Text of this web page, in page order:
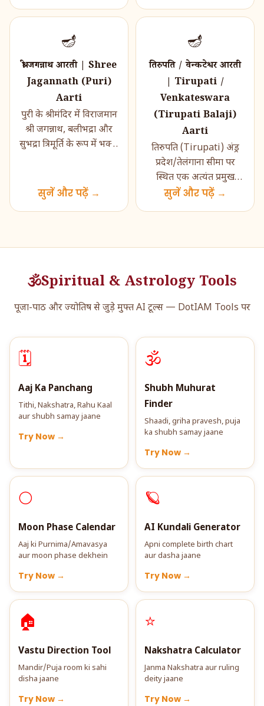
🪔
श्री जगन्नाथ आरती | Shree
Jagannath (Puri)
Aarti
पुरी के श्रीमंदिर में विराजमान
श्री जगन्नाथ, बलीभद्रा और
सुभद्रा त्रिमूर्ति के रूप में भक्तों
सुनें और पढ़ें →
🪔
तिरुपति / वेन्कटेश्वर आरती
| Tirupati /
Venkateswara
(Tirupati Balaji)
Aarti
तिरुपति (Tirupati) अंड्र
प्रदेश/तेलंगाना सीमा पर
स्थित एक अत्यंत प्रमुख
विष्णु‑तीर्थ है, जहाँ श्री
सुनें और पढ़ें →
🕉️Spiritual & Astrology Tools
पूजा-पाठ और ज्योतिष से जुड़े मुफ्त AI टूल्स — DotIAM Tools पर
🗓️
Aaj Ka Panchang
Tithi, Nakshatra, Rahu Kaal
aur shubh samay jaane
Try Now →
🕉️
Shubh Muhurat
Finder
Shaadi, griha pravesh, puja
ka shubh samay jaane
Try Now →
🌕
Moon Phase Calendar
Aaj ki Purnima/Amavasya
aur moon phase dekhein
Try Now →
🪐
AI Kundali Generator
Apni complete birth chart
aur dasha jaane
Try Now →
🏠
Vastu Direction Tool
Mandir/Puja room ki sahi
disha jaane
Try Now →
⭐
Nakshatra Calculator
Janma Nakshatra aur ruling
deity jaane
Try Now →